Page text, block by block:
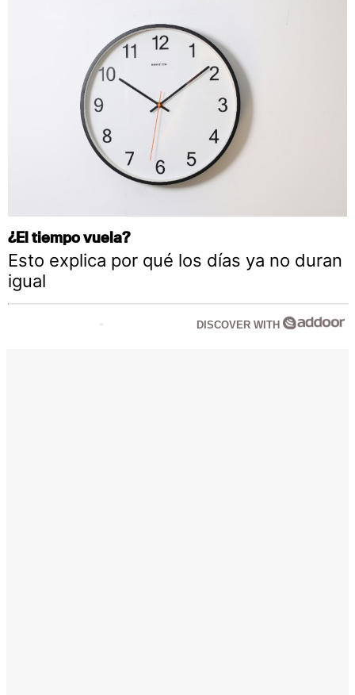
¿El tiempo vuela?
Esto explica por qué los días ya no duran
igual
DISCOVER WITH